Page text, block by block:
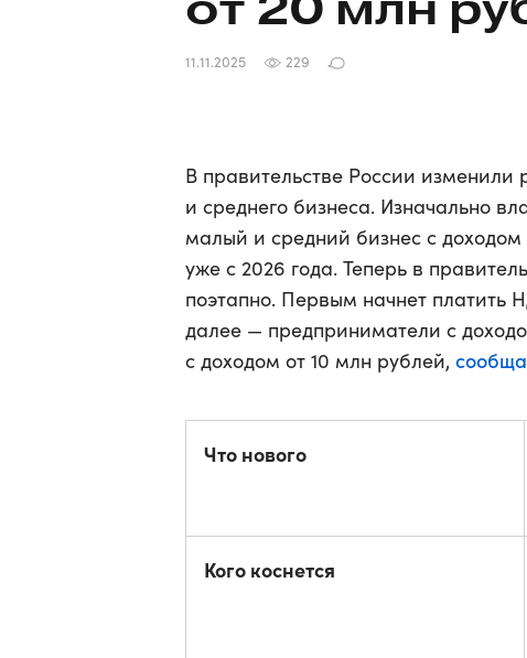
11.11.2025 229
В правительстве России
и среднего бизнеса. Изначально
малый и средний бизнес с
уже с 2026 года. Теперь в
поэтапно. Первым начнет платить
далее — предприниматели с
с доходом от 10 млн рублей,
Что нового
Кого коснется